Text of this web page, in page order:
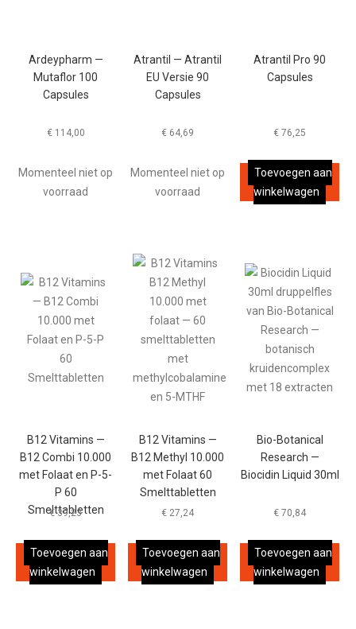
Ardeypharm —
Mutaflor 100
Capsules
€114,00
Momenteel niet op
voorraad
Atrantil — Atrantil
EU Versie 90
Capsules
€ 64,69
Momenteel niet op
voorraad
Atrantil Pro 90
Capsules
€ 76,25
Toevoegen aan
winkelwagen
B12 Vitamins —
B12 Combi 10.000
met Folaat en P-5-
P 60
Smelttabletten
€39,23
Toevoegen aan
winkelwagen
B12 Vitamins —
B12 Methyl 10.000
met Folaat 60
Smelttabletten
€ 27,24
Toevoegen aan
winkelwagen
Bio-Botanical
Research —
Biocidin Liquid 30ml
€ 70,84
Toevoegen aan
winkelwagen